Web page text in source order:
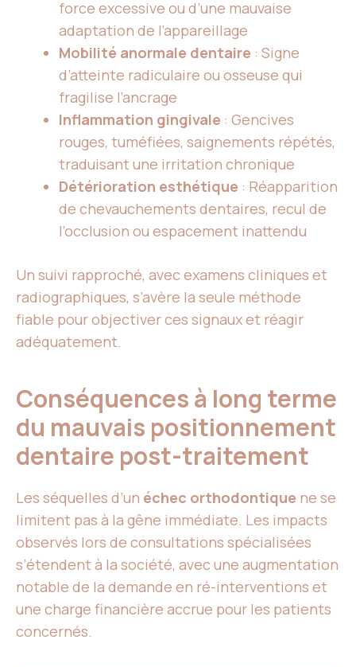
force excessive ou d’une mauvaise
adaptation de l’appareillage
Mobilité anormale dentaire : Signe
d’atteinte radiculaire ou osseuse qui
fragilise l’ancrage
Inflammation gingivale : Gencives
rouges, tuméfiées, saignements répétés,
traduisant une irritation chronique
Détérioration esthétique : Réapparition
de chevauchements dentaires, recul de
l’occlusion ou espacement inattendu
Un suivi rapproché, avec examens cliniques et
radiographiques, s’avère la seule méthode
fiable pour objectiver ces signaux et réagir
adéquatement.
Conséquences à long terme
du mauvais positionnement
dentaire post-traitement
Les séquelles d’un échec orthodontique ne se
limitent pas à la gêne immédiate. Les impacts
observés lors de consultations spécialisées
s’étendent à la société, avec une augmentation
notable de la demande en ré-interventions et
une charge financière accrue pour les patients
concernés.